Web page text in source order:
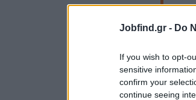
Jobfind.gr - Do
If you wish to opt-
sensitive
confirm your
continue seeing